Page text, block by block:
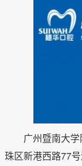
广州暨南大
珠区新港西路77